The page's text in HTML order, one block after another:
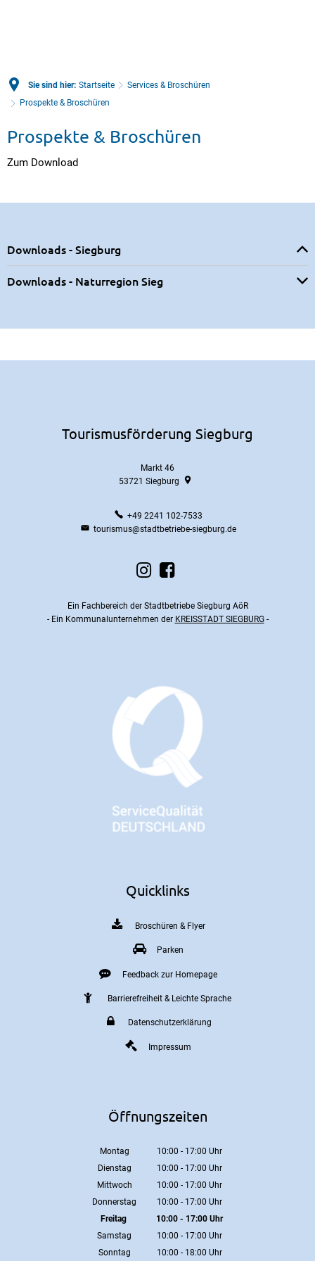
Sie sind hier: Startseite
Services & Broschüren
Prospekte & Broschüren
Prospekte & Broschüren
Zum Download
Downloads - Siegburg
Downloads - Naturregion Sieg
Tourismusförderung Siegburg
Markt 46
53721 Siegburg
+49 2241 102-7533
tourismus@stadtbetriebe-siegburg.de
Ein Fachbereich der Stadtbetriebe Siegburg AöR
- Ein Kommunalunternehmen der KREISSTADT SIEGBURG-
Quicklinks
Broschüren & Flyer
Parken
Feedback zur Homepage
Barrierefreiheit & Leichte Sprache
Datenschutzerklärung
Impressum
Öffnungszeiten
Montag 10:00 - 17:00 Uhr
Von 10:00 bis 17:00 Uhr
Dienstag 10:00 - 17:00 Uhr
Von 10:00 bis 17:00 Uhr
Mittwoch 10:00 - 17:00 Uhr
Von 10:00 bis 17:00 Uhr
Donnerstag 10:00 - 17:00 Uhr
Von 10:00 bis 17:00 Uhr
Freitag 10:00- 17:00Uhr
Von 10:00 bis 17:00 Uhr
Samstag 10:00 - 17:00 Uhr
Von 10:00 bis 17:00 Uhr
Sonntag 10:00 - 18:00 Uhr